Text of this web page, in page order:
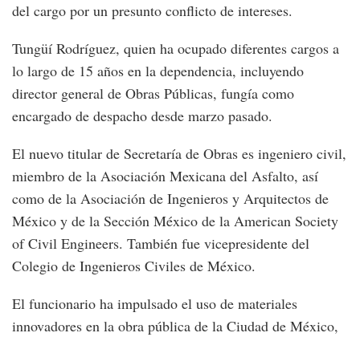
del cargo por un presunto conflicto de intereses.
Tungüí Rodríguez, quien ha ocupado diferentes cargos a
lo largo de 15 años en la dependencia, incluyendo
director general de Obras Públicas, fungía como
encargado de despacho desde marzo pasado.
El nuevo titular de Secretaría de Obras es ingeniero civil,
miembro de la Asociación Mexicana del Asfalto, así
como de la Asociación de Ingenieros y Arquitectos de
México y de la Sección México de la American Society
of Civil Engineers. También fue vicepresidente del
Colegio de Ingenieros Civiles de México.
El funcionario ha impulsado el uso de materiales
innovadores en la obra pública de la Ciudad de México,